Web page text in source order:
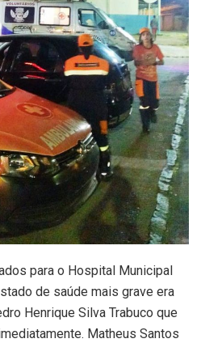
para o Hospital Municipal
de saúde mais grave era
Henrique Silva Trabuco que
Matheus Santos